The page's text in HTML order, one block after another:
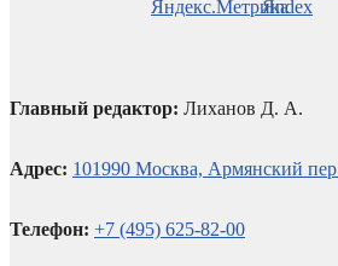
Главный редактор: Лиханов Д. А.
Адрес: 101990 Москва, Армянский
Телефон: +7 (495) 625-82-00